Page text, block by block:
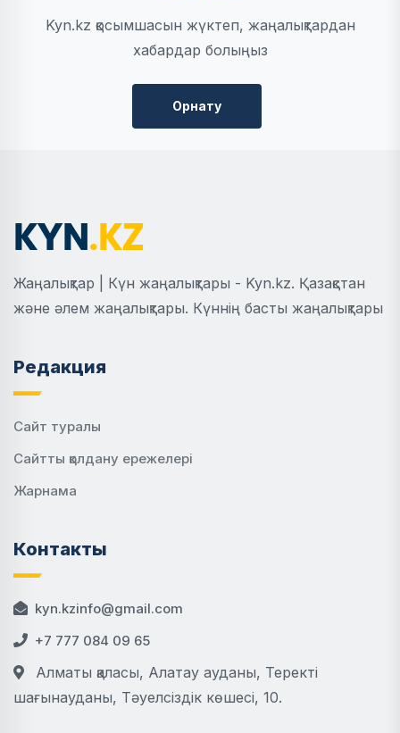
Kyn.kz қосымшасын жүктеп, жаңалықтардан
хабардар болыңыз
Орнату
Жаңалықтар | Күн жаңалықтары - Kyn.kz. Қазақстан
және әлем жаңалықтары. Күннің басты жаңалықтары
Редакция
Сайт туралы
Сайтты қолдану ережелері
Жарнама
Контакты
kyn.kzinfo@gmail.com
+7 777 084 09 65
Алматы қаласы, Алатау ауданы, Теректі
шағынауданы, Тәуелсіздік көшесі, 10.